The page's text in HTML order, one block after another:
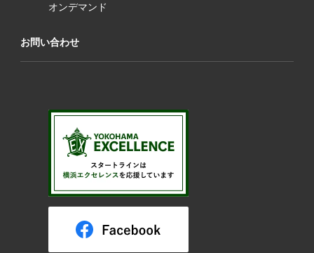
オンデマンド
お問い合わせ